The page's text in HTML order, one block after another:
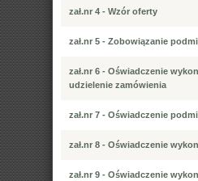
zał.nr 4 - Wzór oferty
zał.nr 5 - Zobowiązanie
zał.nr 6 - Oświadczenie
udzielenie zamówienia
zał.nr 7 - Oświadczenie
zał.nr 8 - Oświadczenie
zał.nr 9 - Oświadczenie